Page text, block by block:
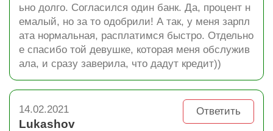
ьно долго. Согласился один банк. Да, процент н
емалый, но за то одобрили! А так, у меня зарпл
ата нормальная, расплатимся быстро. Отдельно
е спасибо той девушке, которая меня обслужив
ала, и сразу заверила, что дадут кредит))
Ответить
14.02.2021
Lukashov